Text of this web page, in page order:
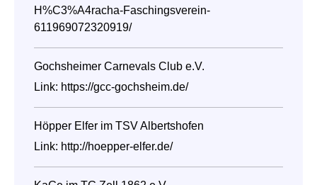
H%C3%A4racha-Faschingsverein-
611969072320919/
Gochsheimer Carnevals Club e.V.
Link: https://gcc-gochsheim.de/
Höpper Elfer im TSV Albertshofen
Link: http://hoepper-elfer.de/